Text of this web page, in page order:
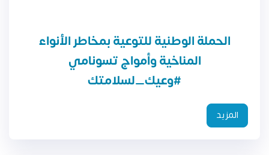
الحملة الوطنية للتوعية بمخاطر الأنواء
المناخية وأمواج تسونامي
المزيد